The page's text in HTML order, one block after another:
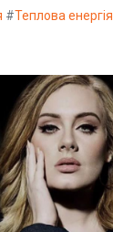
#Теплова енергія